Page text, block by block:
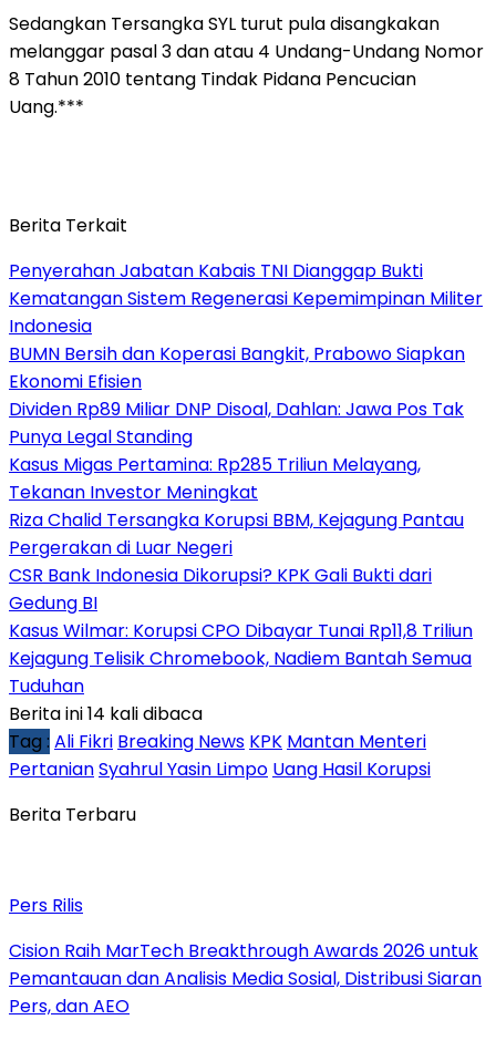
Sedangkan Tersangka SYL turut pula disangkakan
melanggar pasal 3 dan atau 4 Undang-Undang Nomor
8 Tahun 2010 tentang Tindak Pidana Pencucian
Uang.***
Berita Terkait
Penyerahan Jabatan Kabais TNI Dianggap Bukti
Kematangan Sistem Regenerasi Kepemimpinan Militer
Indonesia
BUMN Bersih dan Koperasi Bangkit, Prabowo Siapkan
Ekonomi Efisien
Dividen Rp89 Miliar DNP Disoal, Dahlan: Jawa Pos Tak
Punya Legal Standing
Kasus Migas Pertamina: Rp285 Triliun Melayang,
Tekanan Investor Meningkat
Riza Chalid Tersangka Korupsi BBM, Kejagung Pantau
Pergerakan di Luar Negeri
CSR Bank Indonesia Dikorupsi? KPK Gali Bukti dari
Gedung BI
Kasus Wilmar: Korupsi CPO Dibayar Tunai Rp11,8 Triliun
Kejagung Telisik Chromebook, Nadiem Bantah Semua
Tuduhan
Berita ini 14 kali dibaca
Tag : Ali Fikri Breaking News KPK Mantan Menteri
PertanianSyahrul Yasin Limpo Uang Hasil Korupsi
Berita Terbaru
Pers Rilis
Cision Raih MarTech Breakthrough Awards 2026 untuk
Pemantauan dan Analisis Media Sosial, Distribusi Siaran
Pers, dan AEO